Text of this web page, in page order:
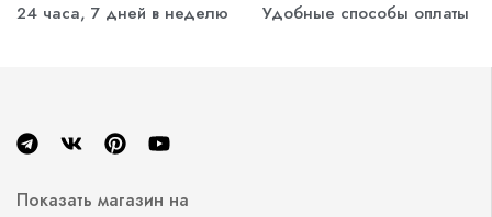
24 часа, 7 дней в неделю Удобные способы оплаты
Показать магазин на